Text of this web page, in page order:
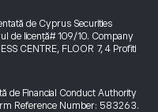
de Cyprus Securities
de licență# 109/10. Company
CENTRE, FLOOR 7, 4 Profiti
de Financial Conduct Authority
Reference Number: 583263.